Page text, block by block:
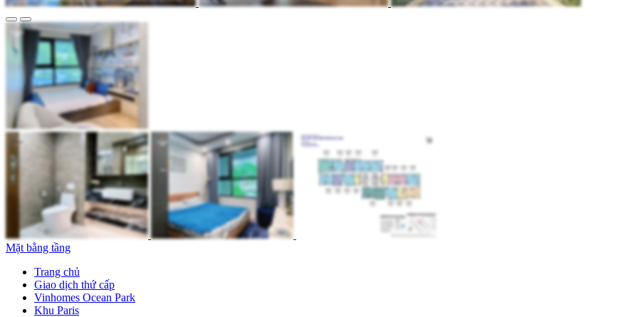
Mặt bằng tầng
Trang chủ
Giao dịch thứ cấp
Vinhomes Ocean Park
Khu Paris